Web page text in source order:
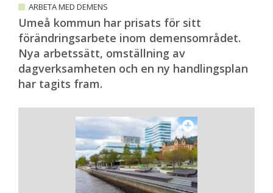
ARBETA MED DEMENS
Umeå kommun har prisats för sitt
förändringsarbete inom demensområdet.
Nya arbetssätt, omställning av
dagverksamheten och en ny handlingsplan
har tagits fram.